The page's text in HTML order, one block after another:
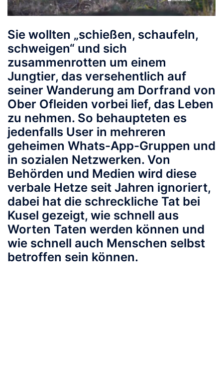
Sie wollten „schießen, schaufeln,
schweigen“ und sich
zusammenrotten um einem
Jungtier, das versehentlich auf
seiner Wanderung am Dorfrand von
Ober Ofleiden vorbei lief, das Leben
zu nehmen. So behaupteten es
jedenfalls User in mehreren
geheimen Whats-App-Gruppen und
in sozialen Netzwerken. Von
Behörden und Medien wird diese
verbale Hetze seit Jahren ignoriert,
dabei hat die schreckliche Tat bei
Kusel gezeigt, wie schnell aus
Worten Taten werden können und
wie schnell auch Menschen selbst
betroffen sein können.